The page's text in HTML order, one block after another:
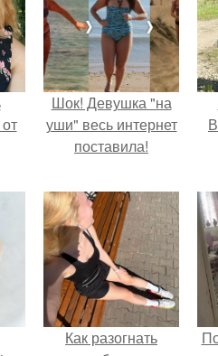
Шок! Девушка "на
уши" весь интернет
поставила!
Как разогнать